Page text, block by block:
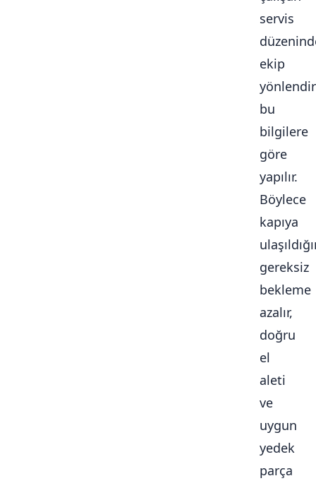
servis
ekip
bu
bilgilere
göre
yapılır.
Böylece
kapıya
gereksiz
bekleme
azalır,
doğru
el
aleti
ve
uygun
yedek
parça